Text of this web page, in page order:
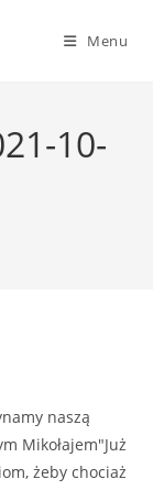
Menu
10-
naszą
Mikołajem"Już
żeby chociaż